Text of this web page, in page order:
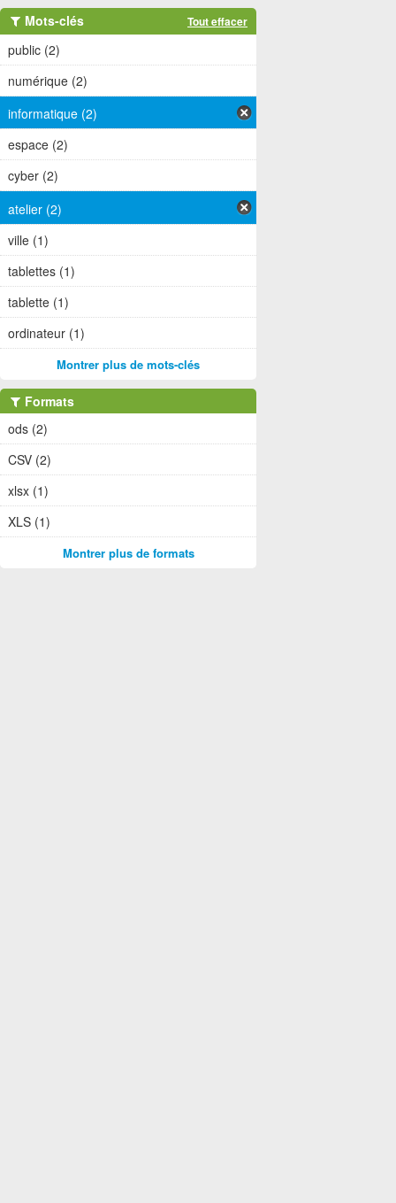
Mots-clés Tout effacer
public (2)
numérique (2)
informatique (2)
espace (2)
cyber (2)
atelier (2)
ville (1)
tablettes (1)
tablette (1)
ordinateur (1)
Montrer plus de mots-clés
Formats
ods (2)
CSV (2)
xlsx (1)
XLS (1)
Montrer plus de formats